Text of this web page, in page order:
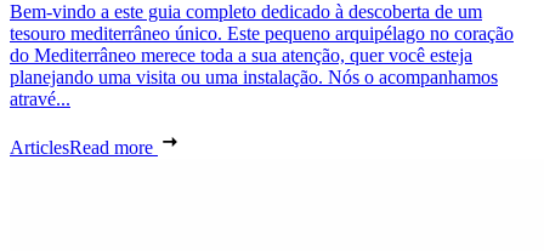
Bem-vindo a este guia completo dedicado à descoberta de um
tesouro mediterrâneo único. Este pequeno arquipélago no coração
do Mediterrâneo merece toda a sua atenção, quer você esteja
planejando uma visita ou uma instalação. Nós o acompanhamos
atravé...
ArticlesRead more